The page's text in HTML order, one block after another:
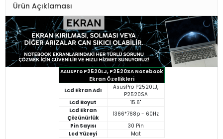
Ürün Açıklaması
AsusPro P2520LJ, P2520SA Notebook
Ekran Özellikleri
Lcd Ekran Adı
AsusPro P2520LJ,
P2520SA
Lcd Boyut
15.6"
Lcd Ekran
Çözünürlük
1366*768p - 60Hz
Pin Sayısı
30 Pin
Lcd Yüzeyi
Mat